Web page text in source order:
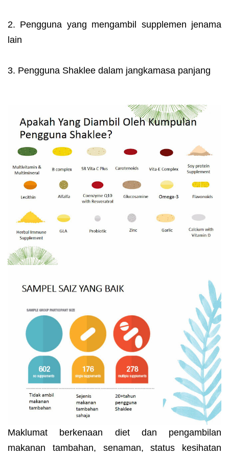
2. Pengguna yang mengambil supplemen jenama
lain
3. Pengguna Shaklee dalam jangkamasa panjang
Maklumat berkenaan diet dan pengambilan
makanan tambahan, senaman, status kesihatan